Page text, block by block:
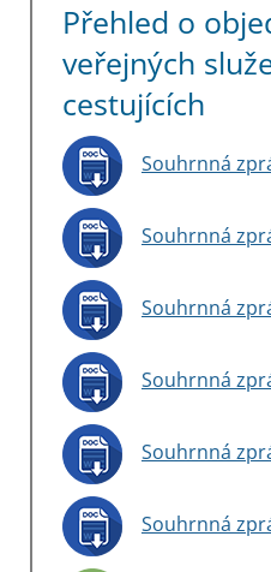
Přehled o
veřejných
cestujících
Souhrnná
Souhrnná
Souhrnná
Souhrnná
Souhrnná
Souhrnná